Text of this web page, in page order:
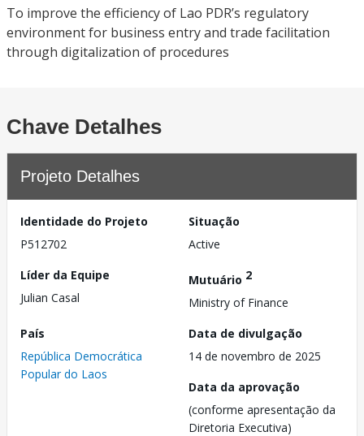
To improve the efficiency of Lao PDR’s regulatory
environment for business entry and trade facilitation
through digitalization of procedures
Chave Detalhes
Projeto Detalhes
Identidade do Projeto
P512702
Situação
Active
Líder da Equipe
Julian Casal
Mutuário 2
Ministry of Finance
País
República Democrática
Popular do Laos
Data de divulgação
14 de novembro de 2025
Data da aprovação
(conforme apresentação da
Diretoria Executiva)